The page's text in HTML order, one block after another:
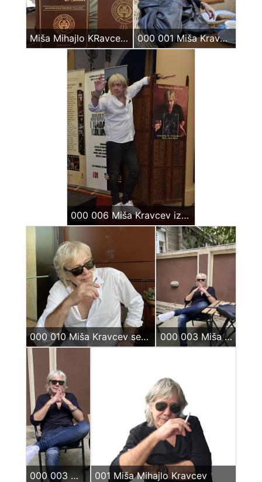
Miša Mihajlo KRavcev Oxford Enciklopedija 000 001 Miša Kravcev 2024 Beograd
000 006 Miša Kravcev izložba
000 010 Miša Kravcev sept 2023 000 003 Miša Kravcev kafić
000 003 Miša Kravcev kafe 001 Miša Mihajlo Kravcev